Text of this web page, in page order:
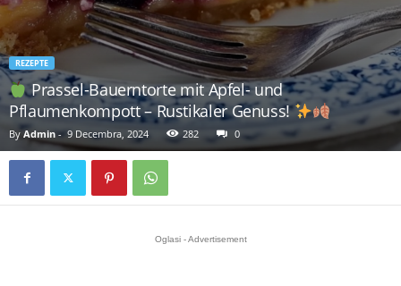
REZEPTE
Prassel-Bauerntorte mit Apfel- und
Pflaumenkompott – Rustikaler Genuss!
By Admin - 9 Decembra, 2024 282 0
Oglasi - Advertisement